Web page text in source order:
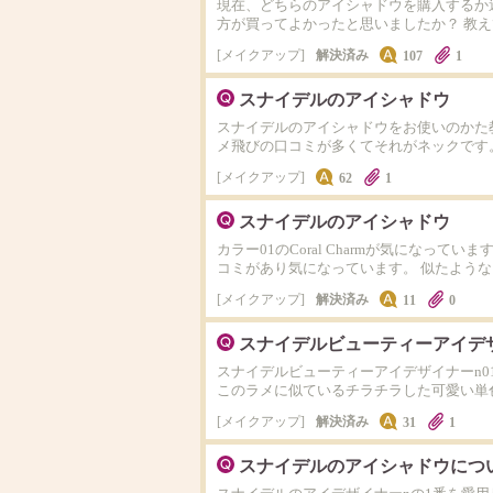
現在、どちらのアイシャドウを購入する
方が買ってよかったと思いましたか？ 教
メイクアップ 解決済み 107 1
スナイデルのアイシャドウ
スナイデルのアイシャドウをお使いのか
メ飛びの口コミが多くてそれがネックで
メイクアップ 62 1
スナイデルのアイシャドウ
カラー01のCoral Charmが気になってい
コミがあり気になっています。 似たよう
メイクアップ 解決済み 11 0
スナイデルビューティーアイデ
スナイデルビューティーアイデザイナー
このラメに似ているチラチラした可愛い
メイクアップ 解決済み 31 1
スナイデルのアイシャドウにつ